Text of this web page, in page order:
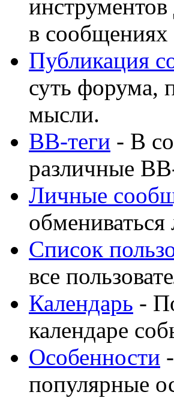
в сообщениях
Публикация
суть форума,
мысли.
BB-теги - В
различные
Личные
Список
все
Календарь -
календаре
Особенности
популярные